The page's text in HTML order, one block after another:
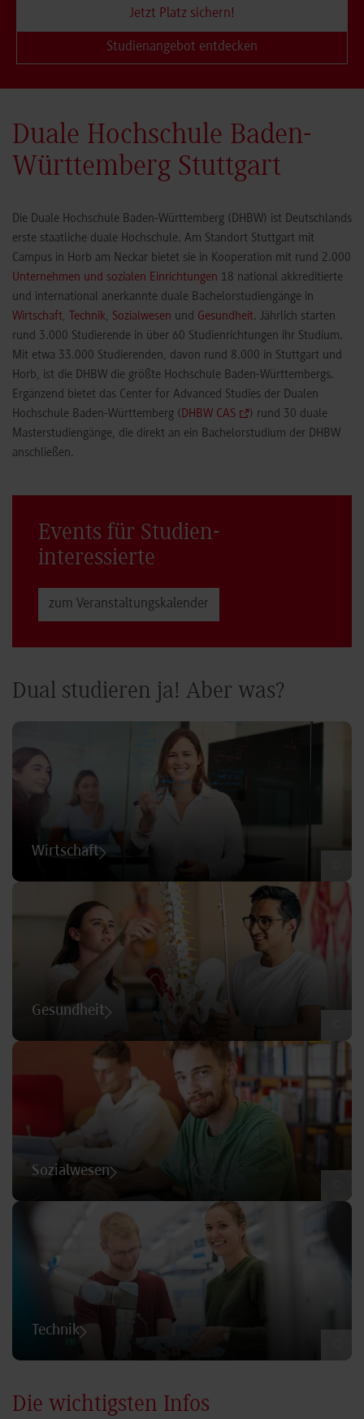
Jetzt Platz sichern!
Studienangebot entdecken
Duale Hochschule Baden-
Württemberg Stuttgart
Die Duale Hochschule Baden-Württemberg (DHBW) ist Deutschlands
erste staatliche duale Hochschule. Am Standort Stuttgart mit
Campus in Horb am Neckar bietet sie in Kooperation mit rund 2.000
Unternehmen und sozialen Einrichtungen 18 national akkreditierte
und international anerkannte duale Bachelorstudiengänge in
Wirtschaft, Technik, Sozialwesen und Gesundheit. Jährlich starten
rund 3.000 Studierende in über 60 Studienrichtungen ihr Studium.
Mit etwa 33.000 Studierenden, davon rund 8.000 in Stuttgart und
Horb, ist die DHBW die größte Hochschule Baden-Württembergs.
Ergänzend bietet das Center for Advanced Studies der Dualen
Hochschule Baden-Württemberg (DHBW CAS
) rund 30 duale
Masterstudiengänge, die direkt an ein Bachelorstudium der DHBW
anschließen.
Events für Studien­
interessierte
zum Veranstaltungs­kalender
Dual studieren ja! Aber was?
Wirtschaft
Gesundheit
Sozialwesen
Technik
Die wichtigsten Infos